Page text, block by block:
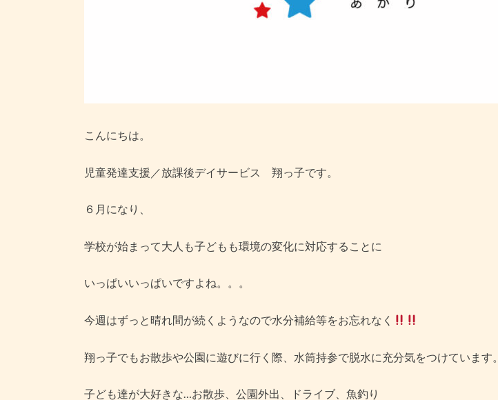
こんにちは。
児童発達支援／放課後デイサービス 翔っ子です。
６月になり、
学校が始まって大人も子どもも環境の変化に対応することに
いっぱいいっぱいですよね。。。
今週はずっと晴れ間が続くようなので水分補給等をお忘れなく
翔っ子でもお散歩や公園に遊びに行く際、水筒持参で脱水に充分気をつけています。
子ども達が大好きな…お散歩、公園外出、ドライブ、魚釣り